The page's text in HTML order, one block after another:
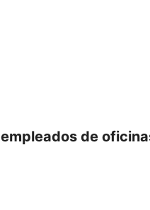
empleados de